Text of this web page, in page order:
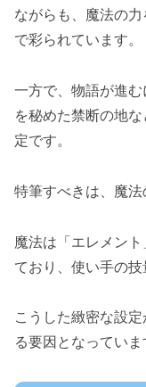
ながらも、魔法の
で彩られています。
一方で、物語が進
を秘めた禁断の地
定です。
特筆すべきは、魔法
魔法は「エレメン
ており、使い手の技
こうした緻密な設
る要因となっていま